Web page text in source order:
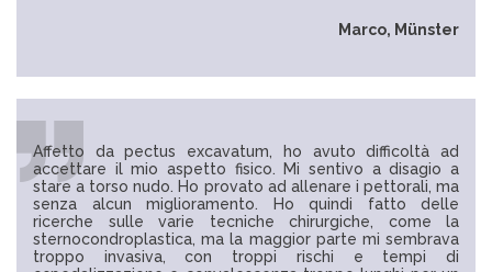
Marco, Münster
Affetto da pectus excavatum, ho avuto difficoltà ad
accettare il mio aspetto fisico. Mi sentivo a disagio a
stare a torso nudo. Ho provato ad allenare i pettorali, ma
senza alcun miglioramento. Ho quindi fatto delle
ricerche sulle varie tecniche chirurgiche, come la
sternocondroplastica, ma la maggior parte mi sembrava
troppo invasiva, con troppi rischi e tempi di